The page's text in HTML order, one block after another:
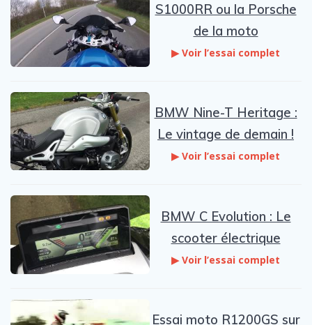
S1000RR ou la Porsche
de la moto
▶ Voir l’essai complet
BMW Nine-T Heritage :
Le vintage de demain !
▶ Voir l’essai complet
BMW C Evolution : Le
scooter électrique
▶ Voir l’essai complet
Essai moto R1200GS sur